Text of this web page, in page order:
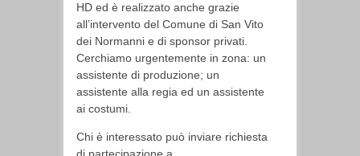
HD ed è realizzato anche grazie
all’intervento del Comune di San Vito
dei Normanni e di sponsor privati.
Cerchiamo urgentemente in zona: un
assistente di produzione; un
assistente alla regia ed un assistente
ai costumi.
Chi è interessato può inviare richiesta